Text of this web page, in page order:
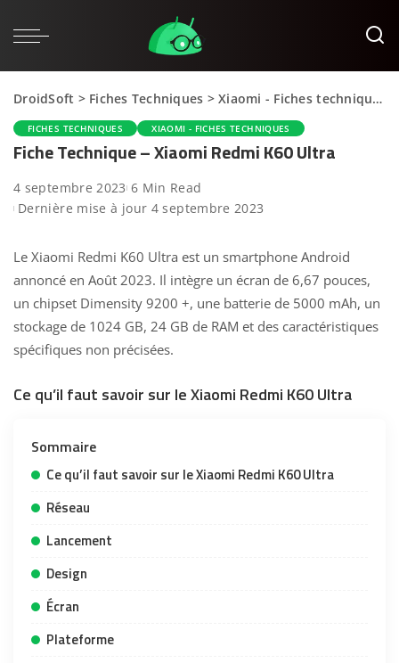
DroidSoft > Fiches Techniques >Xiaomi - Fiches techniques
FICHES TECHNIQUES XIAOMI - FICHES TECHNIQUES
Fiche Technique – Xiaomi Redmi K60 Ultra
4 septembre 2023 6 Min Read
Dernière mise à jour 4 septembre 2023
Le Xiaomi Redmi K60 Ultra est un smartphone Android
annoncé en Août 2023. Il intègre un écran de 6,67 pouces,
un chipset Dimensity 9200 +, une batterie de 5000 mAh, un
stockage de 1024 GB, 24 GB de RAM et des caractéristiques
spécifiques non précisées.
Ce qu’il faut savoir sur le Xiaomi Redmi K60 Ultra
Sommaire
Ce qu’il faut savoir sur le Xiaomi Redmi K60 Ultra
Réseau
Lancement
Design
Écran
Plateforme